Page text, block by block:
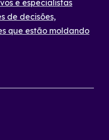
e especialistas
de decisões,
que estão moldando